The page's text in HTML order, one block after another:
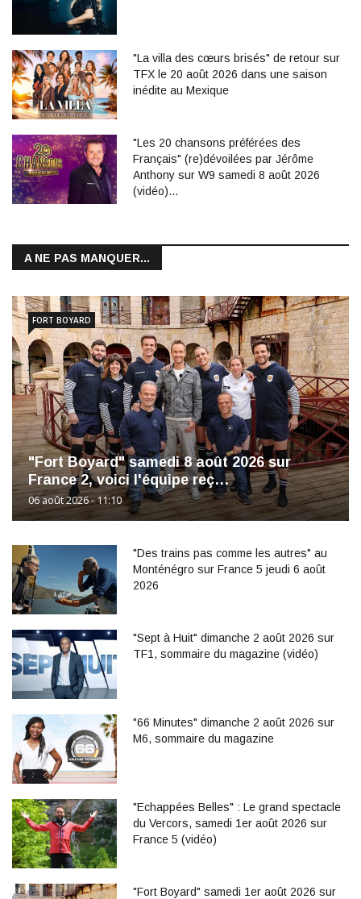
"La villa des cœurs brisés" de retour sur
TFX le 20 août 2026 dans une saison
inédite au Mexique
"Les 20 chansons préférées des
Français" (re)dévoilées par Jérôme
Anthony sur W9 samedi 8 août 2026
(vidéo)…
A NE PAS MANQUER...
"Fort Boyard" samedi 8 août 2026 sur
France 2, voici l'équipe reç…
06 août 2026 - 11:10
FORT BOYARD
"Des trains pas comme les autres" au
Monténégro sur France 5 jeudi 6 août
2026
"Sept à Huit" dimanche 2 août 2026 sur
TF1, sommaire du magazine (vidéo)
"66 Minutes" dimanche 2 août 2026 sur
M6, sommaire du magazine
"Echappées Belles" : Le grand spectacle
du Vercors, samedi 1er août 2026 sur
France 5 (vidéo)
"Fort Boyard" samedi 1er août 2026 sur